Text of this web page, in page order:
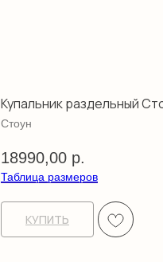
Купальник раздельный
Стоун
18990,00 р.
Таблица размеров
КУПИТЬ